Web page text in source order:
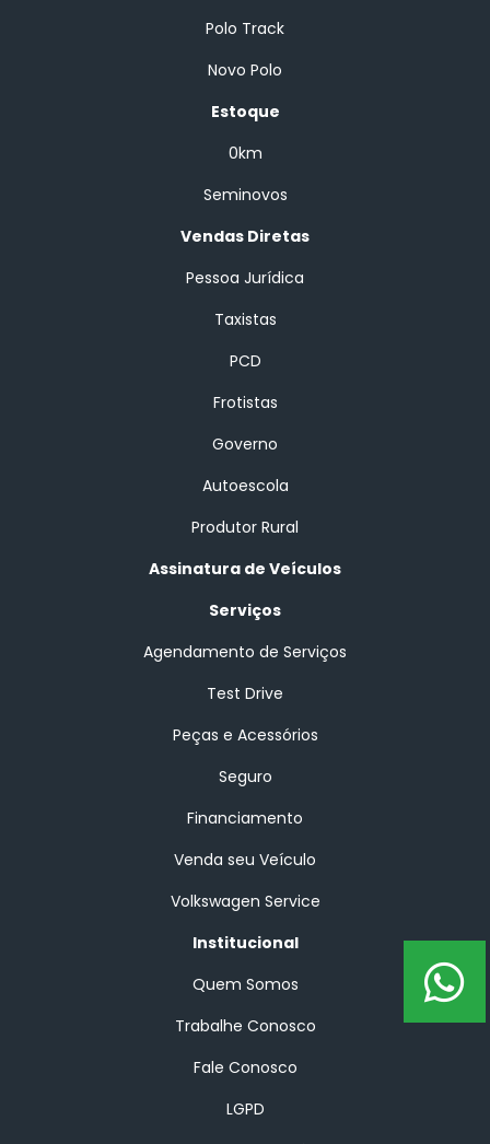
Polo Track
Novo Polo
Estoque
0km
Seminovos
Vendas Diretas
Pessoa Jurídica
Taxistas
PCD
Frotistas
Governo
Autoescola
Produtor Rural
Assinatura de Veículos
Serviços
Agendamento de Serviços
Test Drive
Peças e Acessórios
Seguro
Financiamento
Venda seu Veículo
Volkswagen Service
Institucional
Quem Somos
Trabalhe Conosco
Fale Conosco
LGPD